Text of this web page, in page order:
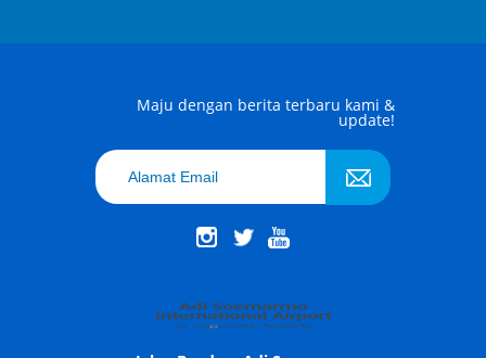
Maju dengan berita terbaru kami &
update!